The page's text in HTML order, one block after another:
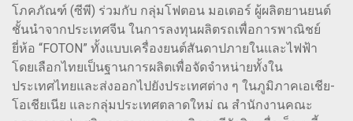
โภคภัณฑ์ (ซีพี) ร่วมกับ กลุ่มโฟตอน มอเตอร์ ผู้ผลิตยานยนต์
ชั้นนำจากประเทศจีน ในการลงทุนผลิตรถเพื่อการพาณิชย์
ยี่ห้อ “FOTON” ทั้งแบบเครื่องยนต์สันดาปภายในและไฟฟ้า
โดยเลือกไทยเป็นฐานการผลิตเพื่อจัดจำหน่ายทั้งใน
ประเทศไทยและส่งออกไปยังประเทศต่าง ๆ ในภูมิภาคเอเชีย-
โอเชียเนีย และกลุ่มประเทศตลาดใหม่ ณ สำนักงานคณะ